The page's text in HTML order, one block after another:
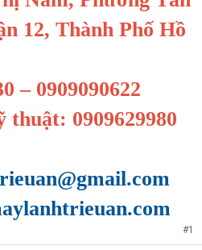
12, Thành Phố Hồ
– 0909090622
0909629980
#1